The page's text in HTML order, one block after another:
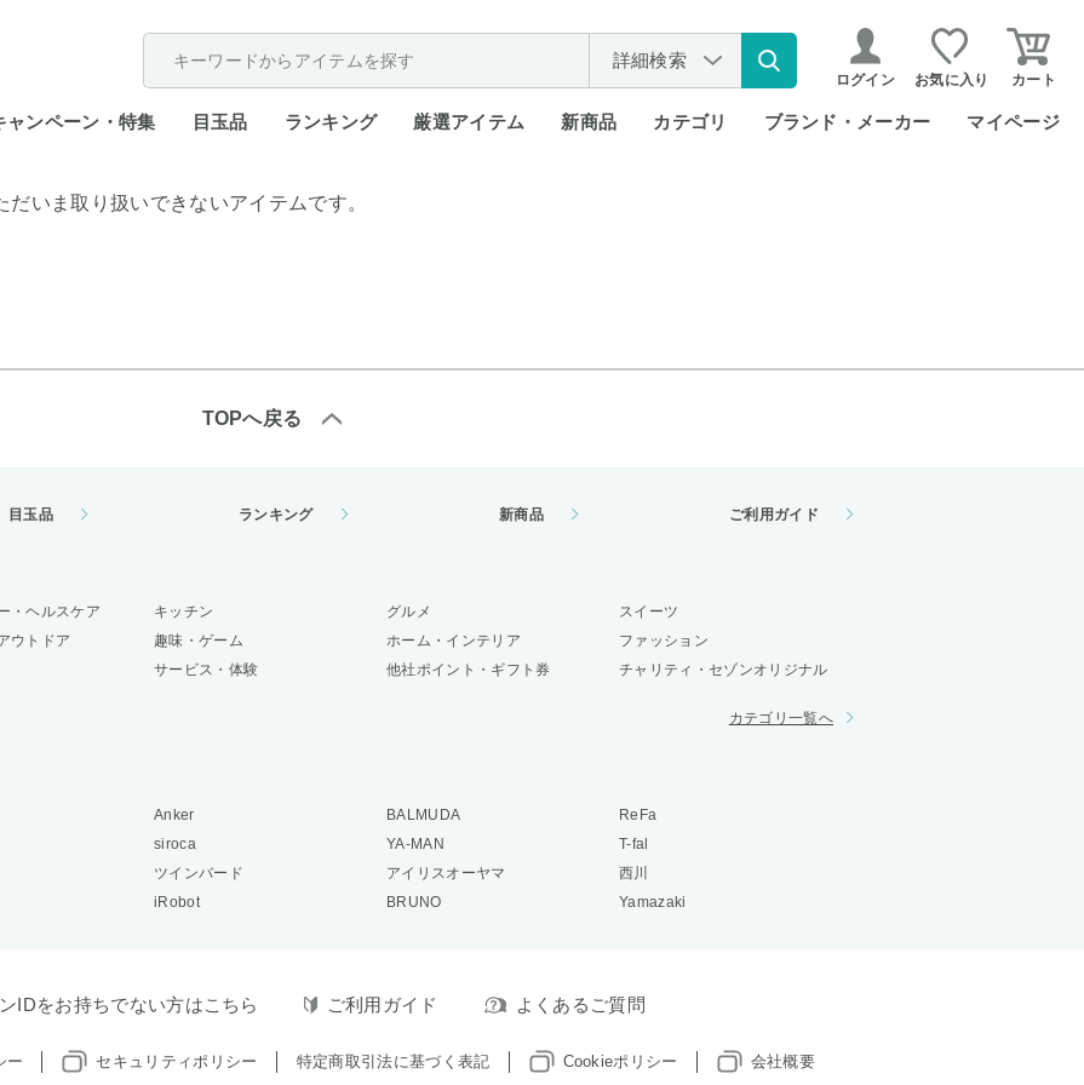
詳細検索
ログイン お気に入り カート
ャンペーン・特集 目玉品 ランキング 厳選アイテム 新商品 カテゴリ ブランド・メーカー マイページ
いま取り扱いできないアイテムです。
TOPへ戻る
目玉品 ランキング 新商品 ご利用ガイド
・ヘルスケア キッチン グルメ
スイーツ
ウトドア 趣味・ゲーム ホーム・インテリア
ファッション
サービス・体験 他社ポイント・ギフト券 チャリティ・セゾンオリジナル
カテゴリ一覧へ
Anker BALMUDA
ReFa
siroca YA-MAN
T-fal
ツインバード アイリスオーヤマ
西川
iRobot BRUNO Yamazaki
IDをお持ちでない方はこちら ご利用ガイド よくあるご質問
ー セキュリティポリシー 特定商取引法に基づく表記 Cookieポリシー 会社概要